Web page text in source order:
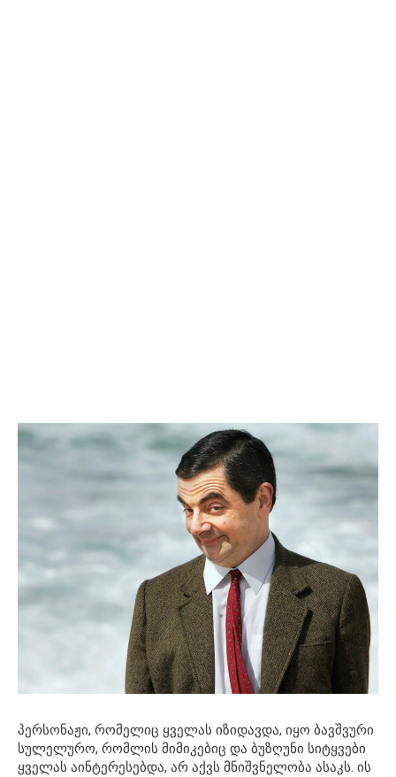
პერსონაჟი, რომელიც ყველას იზიდავდა, იყო ბავშვური
სულელურო, რომლის მიმიკებიც და ბუზღუნი სიტყვები
ყველას აინტერესებდა, არ აქვს მნიშვნელობა ასაკს. ის